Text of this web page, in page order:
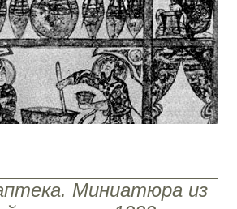
Миниатюра из